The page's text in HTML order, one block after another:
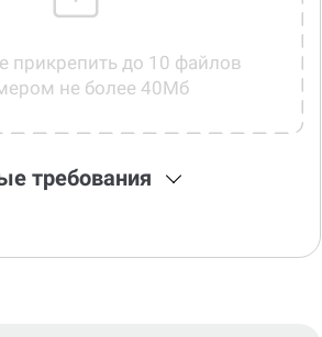
прикрепить до 10 файлов
не более 40Мб
требования